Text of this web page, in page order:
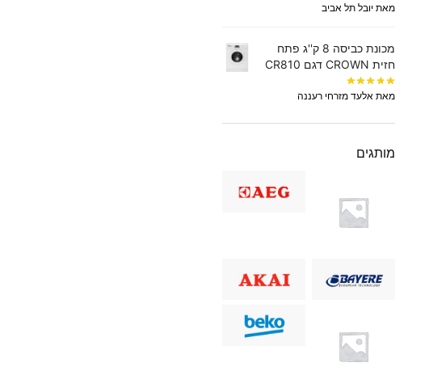
מאת יובל תל אביב
מכונת כביסה 8 ק''ג פתח
חזית CROWN דגם CR810
מאת אלעד מזרחי רעננה
מותגים